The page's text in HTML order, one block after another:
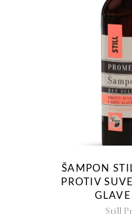
ŠAMPON
PROTIV
Still